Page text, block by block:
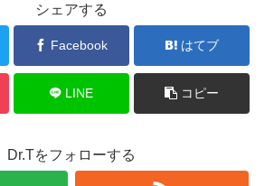
シェアする
Facebook はてブ
LINE コピー
Dr.Tをフォローする